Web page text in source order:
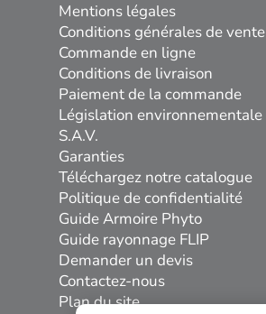
Mentions légales
Conditions générales de vente
Commande en ligne
Conditions de livraison
Paiement de la commande
Législation environnementale
S.A.V.
Garanties
Téléchargez notre catalogue
Politique de confidentialité
Guide Armoire Phyto
Guide rayonnage FLIP
Demander un devis
Contactez-nous
Plan du site